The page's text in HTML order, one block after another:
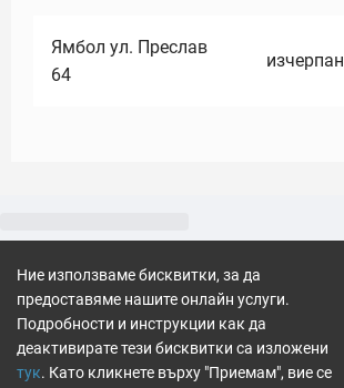
Ямбол ул. Преслав
64
изчерпан
Ние използваме бисквитки, за да
предоставяме нашите онлайн услуги.
Подробности и инструкции как да
деактивирате тези бисквитки са изложени
тук. Като кликнете върху "Приемам", вие се